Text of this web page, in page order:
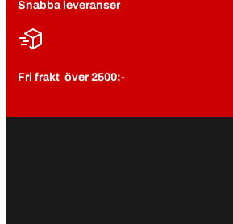
Snabba leveranser
Fri frakt över 2500:-